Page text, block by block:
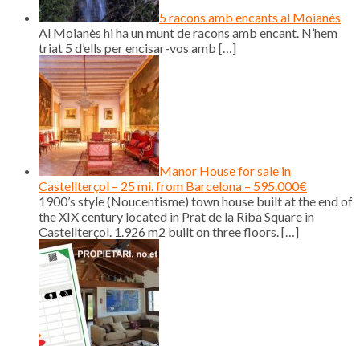
5 racons amb encants al Moianès
Al Moianès hi ha un munt de racons amb encant. N’hem
triat 5 d’ells per encisar-vos amb […]
Manor House for sale in
Castellterçol – 25 mi. from Barcelona – 595.000€
1900’s style (Noucentisme) town house built at the end of
the XIX century located in Prat de la Riba Square in
Castellterçol. 1.926 m2 built on three floors.[…]